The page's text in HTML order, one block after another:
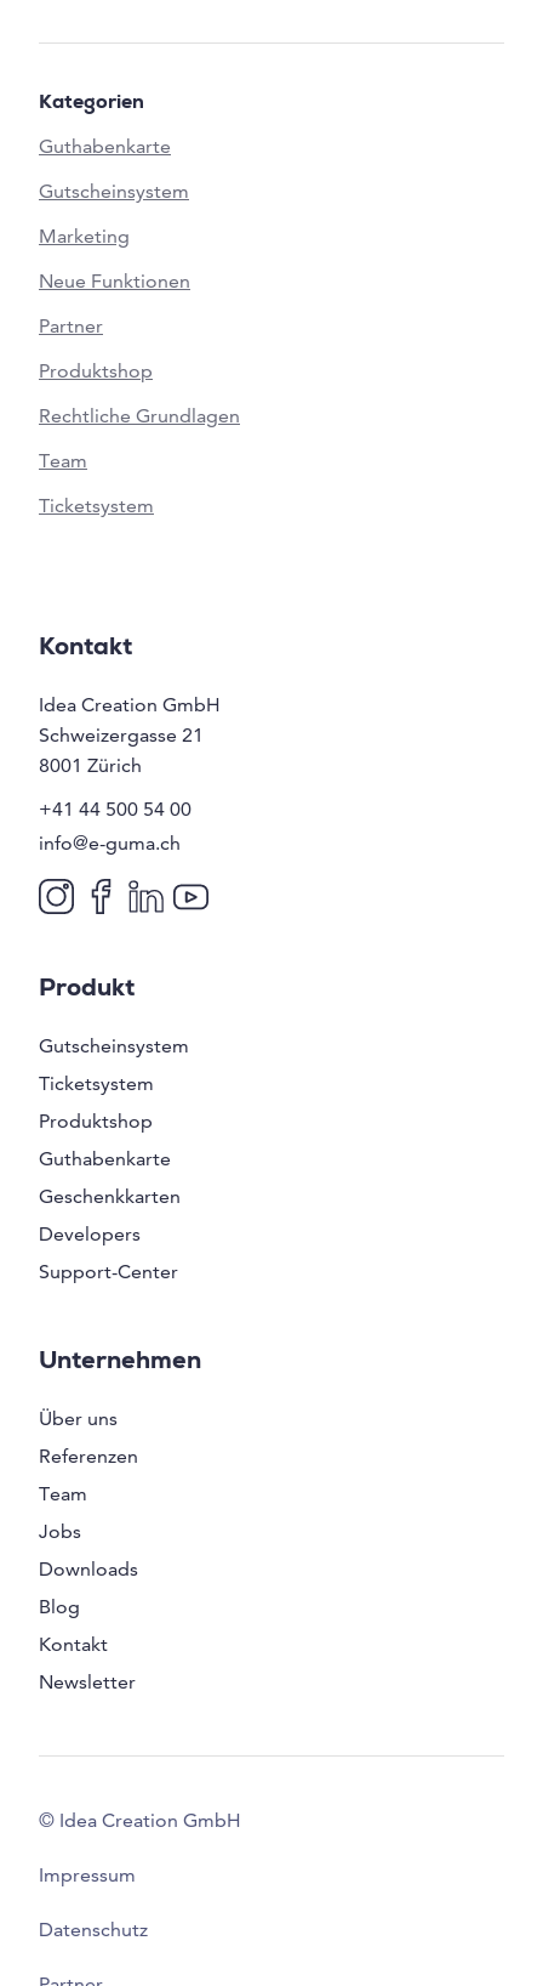
Kategorien
Guthabenkarte
Gutscheinsystem
Marketing
Neue Funktionen
Partner
Produktshop
Rechtliche Grundlagen
Team
Ticketsystem
Kontakt
Idea Creation GmbH
Schweizergasse 21
8001 Zürich
+41 44 500 54 00
info@e-guma.ch
Produkt
Gutscheinsystem
Ticketsystem
Produktshop
Guthabenkarte
Geschenkkarten
Developers
Support-Center
Unternehmen
Über uns
Referenzen
Team
Jobs
Downloads
Blog
Kontakt
Newsletter
© Idea Creation GmbH
Impressum
Datenschutz